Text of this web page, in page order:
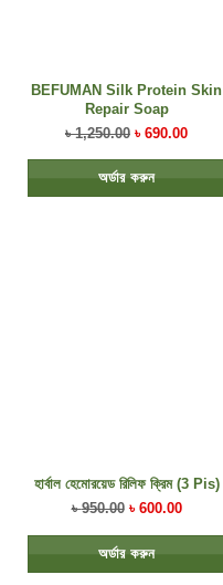
BEFUMAN Silk Protein Skin
Repair Soap
৳1,250.00 ৳ 690.00
অর্ডার করুন
হার্বাল হেমোরয়েড রিলিফ ক্রিম (3 Pis)
৳950.00 ৳ 600.00
অর্ডার করুন